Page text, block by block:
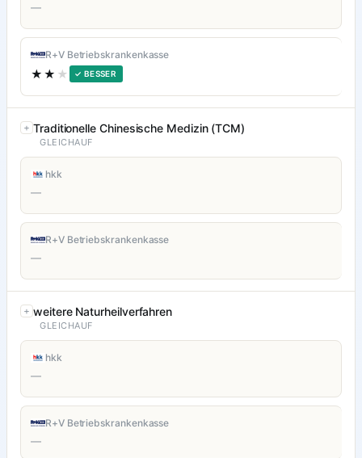
—
R+V Betriebskrankenkasse
★★ ★ ✓ BESSER
Traditionelle Chinesische Medizin (TCM)
GLEICHAUF
hkk
—
R+V Betriebskrankenkasse
—
weitere Naturheilverfahren
GLEICHAUF
hkk
—
R+V Betriebskrankenkasse
—